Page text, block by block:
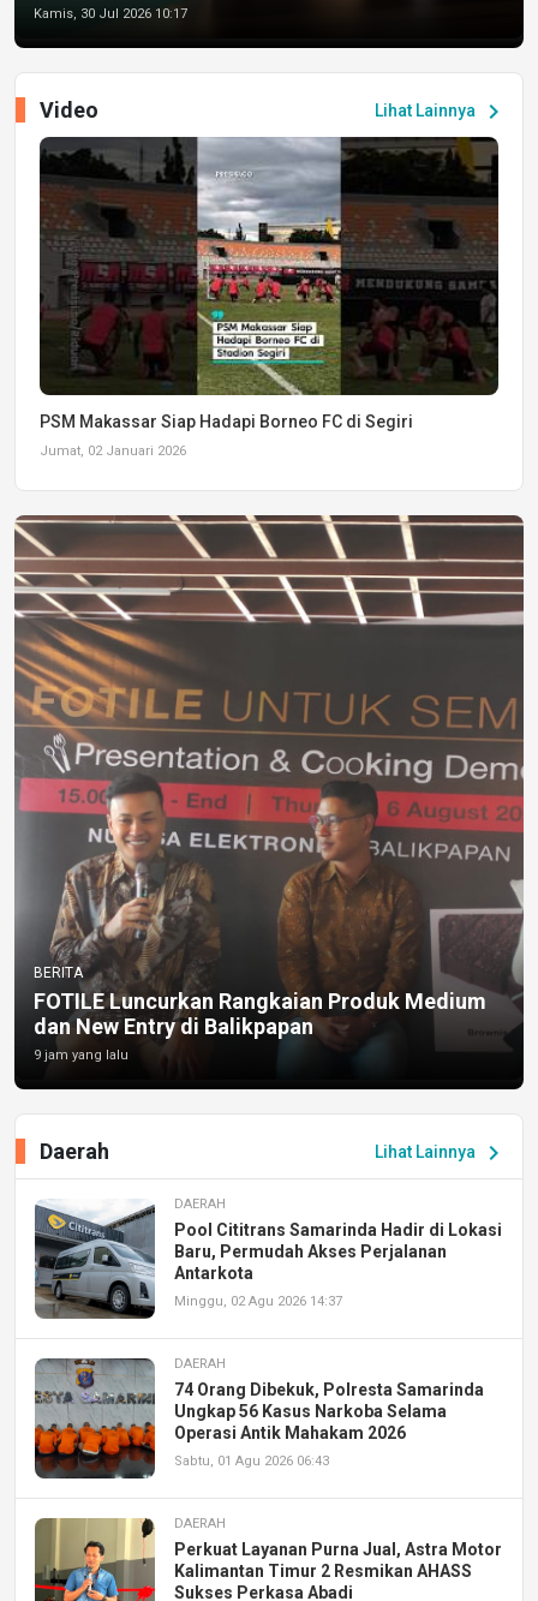
Kamis, 30 Jul 2026 10:17
Lihat Lainnya chevron_right
Video
PSM Makassar Siap Hadapi Borneo FC di Segiri
Jumat, 02 Januari 2026
BERITA
FOTILE Luncurkan Rangkaian Produk Medium
dan New Entry di Balikpapan
9 jam yang lalu
Lihat Lainnya chevron_right
Daerah
DAERAH
Pool Cititrans Samarinda Hadir di Lokasi
Baru, Permudah Akses Perjalanan
Antarkota
Minggu, 02 Agu 2026 14:37
DAERAH
74 Orang Dibekuk, Polresta Samarinda
Ungkap 56 Kasus Narkoba Selama
Operasi Antik Mahakam 2026
Sabtu, 01 Agu 2026 06:43
DAERAH
Perkuat Layanan Purna Jual, Astra Motor
Kalimantan Timur 2 Resmikan AHASS
Sukses Perkasa Abadi